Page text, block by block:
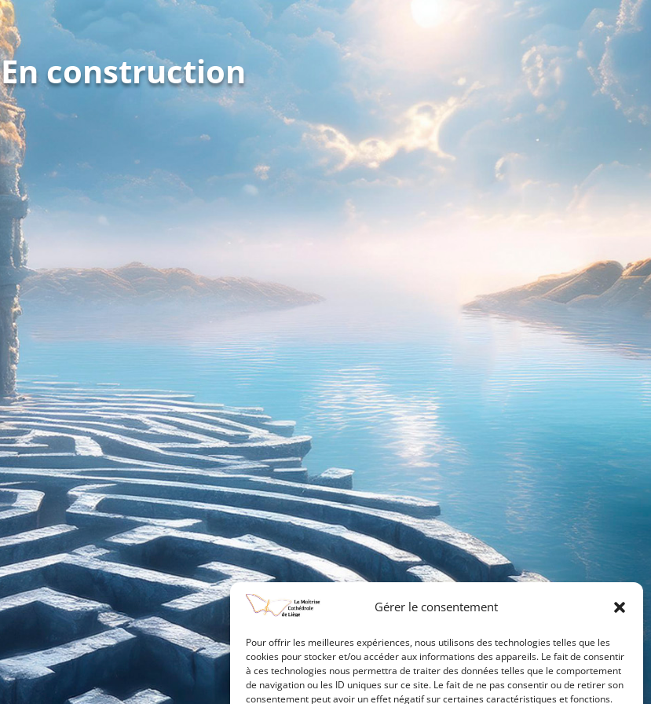
Gérer le consentement
Pour offrir les meilleures expériences, nous utilisons des technologies telles que les
cookies pour stocker et/ou accéder aux informations des appareils. Le fait de consentir
à ces technologies nous permettra de traiter des données telles que le comportement
de navigation ou les ID uniques sur ce site. Le fait de ne pas consentir ou de retirer son
consentement peut avoir un effet négatif sur certaines caractéristiques et fonctions.
En construction